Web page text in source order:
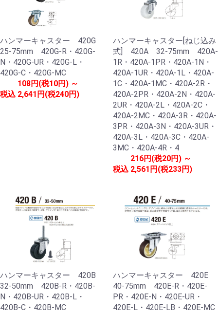
ハンマーキャスター 420G
25-75mm 420G-R・420G-
N・420G-UR・420G-L・
420G-C・420G-MC
税込
108円(税10円) ～
2,641円(税240円)
ハンマーキャスター[ねじ込み
式] 420A 32-75mm 420A-
1R・420A-1PR・420A-1N・
420A-1UR・420A-1L・420A-
1C・420A-1MC・420A-2R・
420A-2PR・420A-2N・420A-
2UR・420A-2L・420A-2C・
420A-2MC・420A-3R・420A-
3PR・420A-3N・420A-3UR・
420A-3L・420A-3C・420A-
3MC・420A-4R・4
税込
216円(税20円) ～
2,561円(税233円)
ハンマーキャスター 420B
32-50mm 420B-R・420B-
N・420B-UR・420B-L・
420B-C・420B-MC
ハンマーキャスター 420E
40-75mm 420E-R・420E-
PR・420E-N・420E-UR・
420E-L・420E-LB・420E-MC